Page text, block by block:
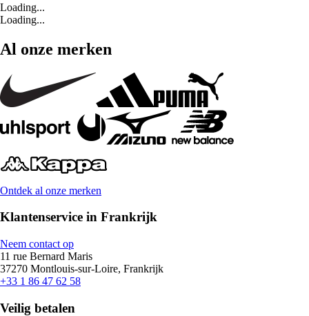
Loading...
Loading...
Al onze merken
Ontdek al onze merken
Klantenservice in Frankrijk
Neem contact op
11 rue Bernard Maris
37270 Montlouis-sur-Loire, Frankrijk
+33 1 86 47 62 58
Veilig betalen